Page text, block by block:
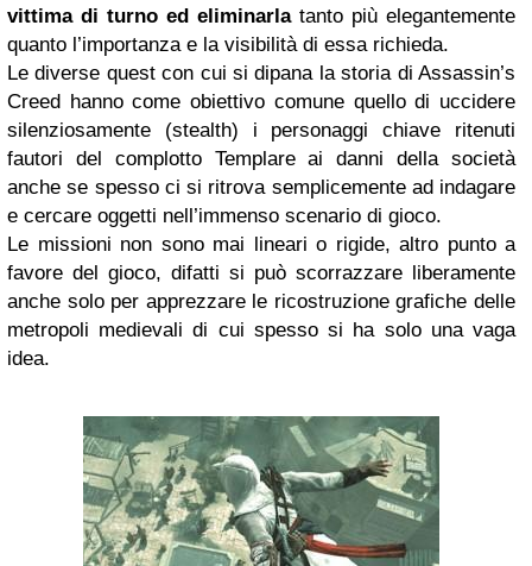
vittima di turno ed eliminarlatanto più elegantemente
quanto l’importanza e la visibilità di essa richieda.
Le diverse quest con cui si dipana la storia di Assassin’s
Creed hanno come obiettivo comune quello di uccidere
silenziosamente (stealth) i personaggi chiave ritenuti
fautori del complotto Templare ai danni della società
anche se spesso ci si ritrova semplicemente ad indagare
e cercare oggetti nell’immenso scenario di gioco.
Le missioni non sono mai lineari o rigide, altro punto a
favore del gioco, difatti si può scorrazzare liberamente
anche solo per apprezzare le ricostruzione grafiche delle
metropoli medievali di cui spesso si ha solo una vaga
idea.